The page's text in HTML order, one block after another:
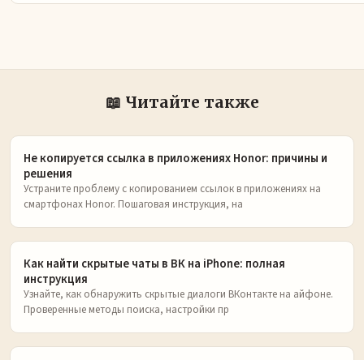
📖 Читайте также
Не копируется ссылка в приложениях Honor: причины и
решения
Устраните проблему с копированием ссылок в приложениях на
смартфонах Honor. Пошаговая инструкция, на
Как найти скрытые чаты в ВК на iPhone: полная
инструкция
Узнайте, как обнаружить скрытые диалоги ВКонтакте на айфоне.
Проверенные методы поиска, настройки пр